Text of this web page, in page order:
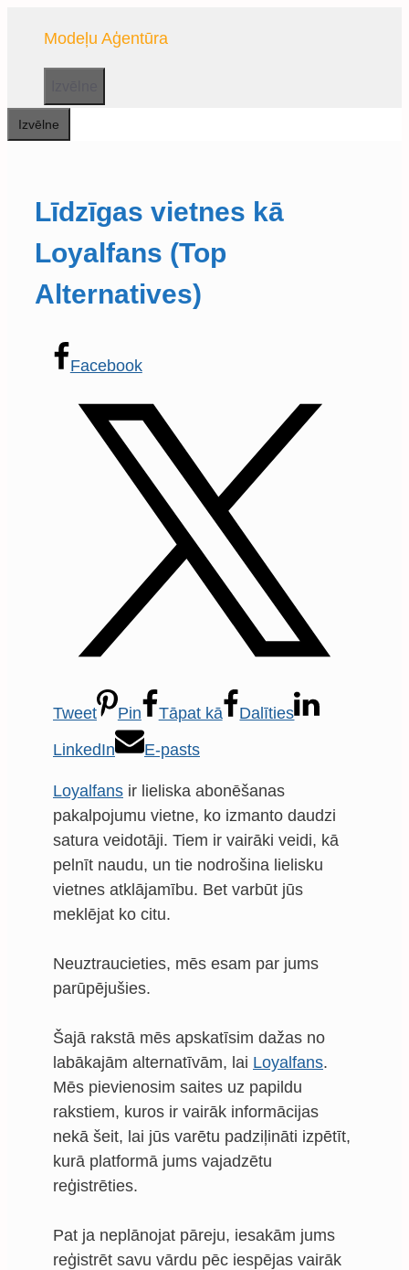
saturu
Modeļu Aģentūra
Izvēlne
Līdzīgas vietnes kā
Loyalfans (Top
Alternatives)
Facebook
Tweet Pin Tāpat kā
Dalīties
LinkedIn
E-pasts
Loyalfans ir lieliska abonēšanas
pakalpojumu vietne, ko izmanto daudzi
satura veidotāji. Tiem ir vairāki veidi, kā
pelnīt naudu, un tie nodrošina lielisku
vietnes atklājamību. Bet varbūt jūs
meklējat ko citu.
Neuztraucieties, mēs esam par jums
parūpējušies.
Šajā rakstā mēs apskatīsim dažas no
labākajām alternatīvām, lai Loyalfans.
Mēs pievienosim saites uz papildu
rakstiem, kuros ir vairāk informācijas
nekā šeit, lai jūs varētu padziļināti izpētīt,
kurā platformā jums vajadzētu
reģistrēties.
Pat ja neplānojat pāreju, iesakām jums
reģistrēt savu vārdu pēc iespējas vairāk